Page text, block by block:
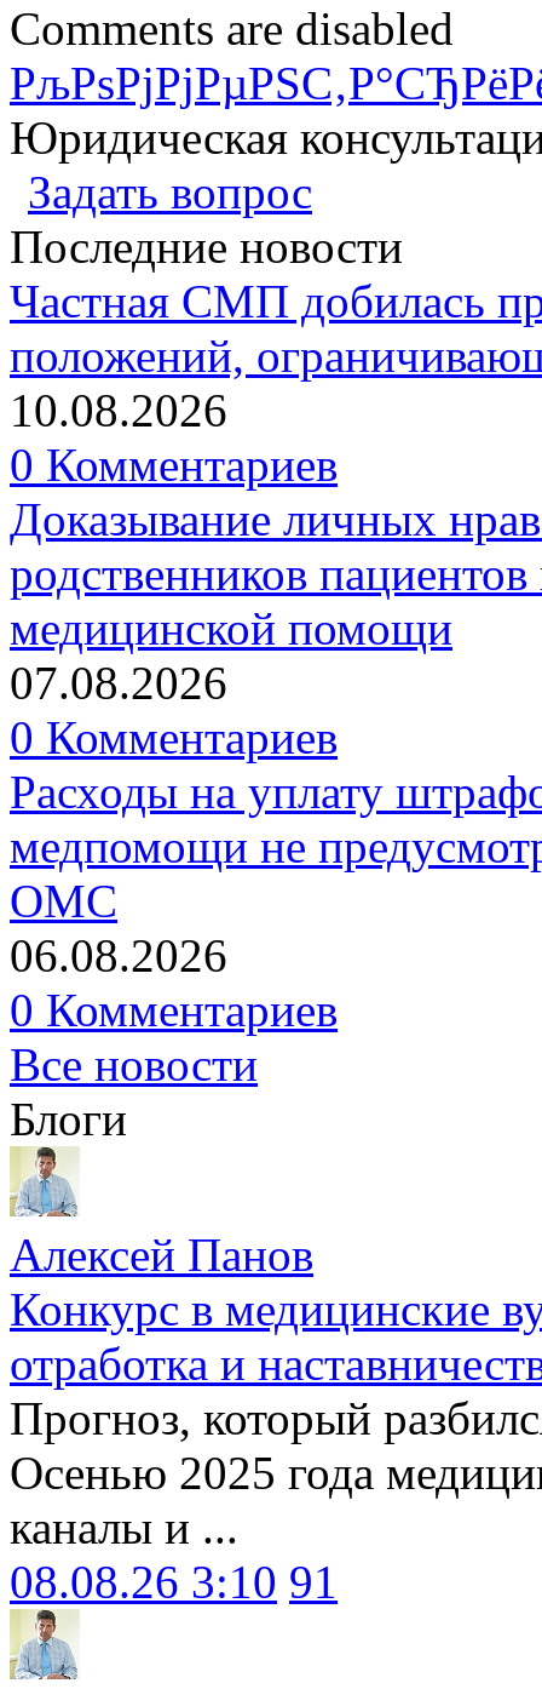
Comments are disabled
Юридическая
Задать вопрос
Последние новости
Частная СМП добилась
положений,
10.08.2026
0 Комментариев
Доказывание личных
родственников
медицинской помощи
07.08.2026
0 Комментариев
Расходы на уплату
медпомощи не
ОМС
06.08.2026
0 Комментариев
Все новости
Блоги
Алексей Панов
Конкурс в медицинские
отработка и
Прогноз, который
Осенью 2025 года
каналы и ...
08.08.26 3:10 91